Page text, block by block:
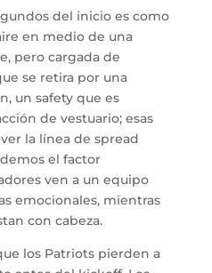
del inicio es como
en medio de una
pero cargada de
se retira por una
un safety que es
de vestuario; esas
la línea de spread
el factor
ven a un equipo
emocionales, mientras
con cabeza.
los Patriots pierden a